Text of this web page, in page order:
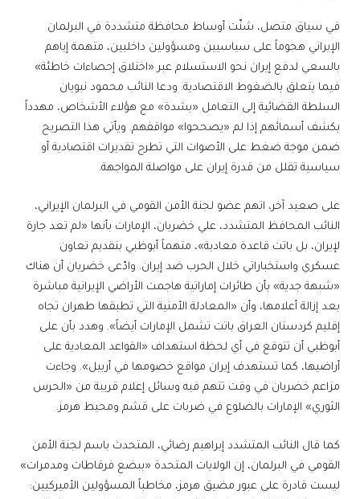
في سياق متصل، شنّت أوساط محافظة متشددة في البرلمان
الإيراني هجوماً على سياسيين ومسؤولين داخليين، متهمة إياهم
بالسعي لدفع إيران نحو الاستسلام عبر «اختلاق إحصاءات خاطئة»
فيما يتعلق بالضغوط الاقتصادية. ودعا النائب محمود نبويان
السلطة القضائية إلى التعامل «بشدة» مع هؤلاء الأشخاص، مهدداً
بكشف أسمائهم إذا لم «يصححوا» مواقفهم. ويأتي هذا التصريح
ضمن موجة ضغط على الأصوات التي تطرح تقديرات اقتصادية أو
سياسية تقلل من قدرة إيران على مواصلة المواجهة.
على صعيد آخر، اتهم عضو لجنة الأمن القومي في البرلمان الإيراني،
النائب المحافظ المتشدد، علي خضريان، الإمارات بأنها «لم تعد جارة
لإيران، بل باتت قاعدة معادية»، متهماً أبوظبي بتقديم تعاون
عسكري واستخباراتي خلال الحرب ضد إيران. وادّعى خضريان أن هناك
«شبهة جدية» بأن طائرات إماراتية هاجمت الأراضي الإيرانية مباشرة
بعد إزالة أعلامها، وأن «المعادلة الأمنية التي تطبقها طهران تجاه
إقليم كردستان العراق باتت تشمل الإمارات أيضاً». وهدد بأن على
أبوظبي أن تتوقع في أي لحظة استهداف «القواعد المعادية على
أراضيها، كما تستهدف إيران مواقع خصومها في أربيل». وجاءت
مزاعم خضريان في وقت تتهم فيه وسائل إعلام قريبة من «الحرس
الثوري» الإمارات بالضلوع في ضربات على قشم ومحيط هرمز.
كما قال النائب المتشدد إبراهيم رضائي، المتحدث باسم لجنة الأمن
القومي في البرلمان، إن الولايات المتحدة «ببضع فرقاطات ومدمرات»
ليست قادرة على عبور مضيق هرمز، مخاطباً المسؤولين الأميركيين: